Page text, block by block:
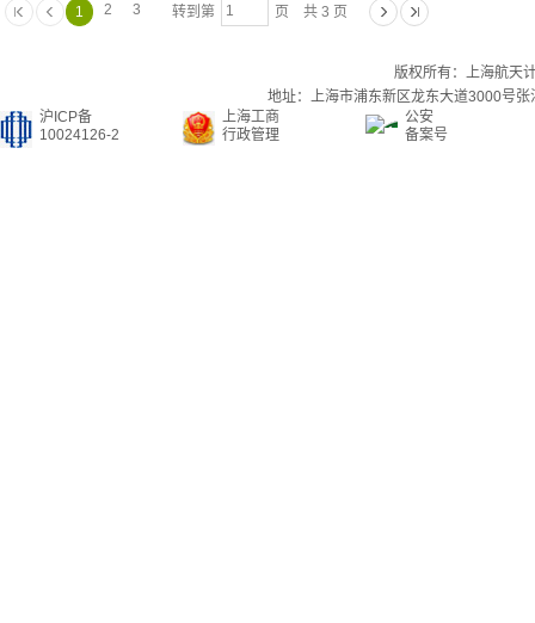
1 2 3 转到第 页 共 3 页
版权所有：上海航天
地址：上海市浦东新区龙东大道3000号
沪ICP备
10024126-2
上海工商
行政管理
公安
备案号